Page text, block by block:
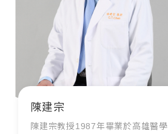
陳建宗
陳建宗教授1987年畢業於高雄醫學